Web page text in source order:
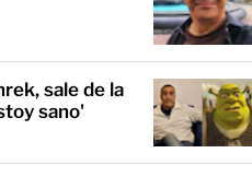
sale de la
sano'